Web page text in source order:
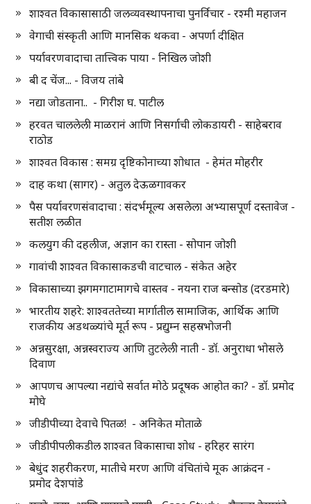
शाश्वत विकासासाठी जलव्यवस्थापनाचा पुनर्विचार - रश्मी महाजन
वेगाची संस्कृती आणि मानसिक थकवा - अपर्णा दीक्षित
पर्यावरणवादाचा तात्त्विक पाया - निखिल जोशी
बी द चेंज... - विजय तांबे
नद्या जोडताना.. - गिरीश घ. पाटील
हरवत चाललेली माळरानं आणि निसर्गाची लोकडायरी - साहेबराव
राठोड
शाश्वत विकास : समग्र दृष्टिकोनाच्या शोधात - हेमंत मोहरीर
दाह कथा (सागर) - अतुल देऊळगावकर
पैस पर्यावरणसंवादाचा : संदर्भमूल्य असलेला अभ्यासपूर्ण दस्तावेज -
सतीश लळीत
कलयुग की दहलीज, अज्ञान का रास्ता - सोपान जोशी
गावांची शाश्वत विकासाकडची वाटचाल - संकेत अहेर
विकासाच्या झगमगाटामागचे वास्तव - नयना राज बन्सोड (दरडमारे)
भारतीय शहरे: शाश्वततेच्या मार्गातील सामाजिक, आर्थिक आणि
राजकीय अडथळ्यांचे मूर्त रूप - प्रद्युम्न सहस्रभोजनी
अन्नसुरक्षा, अन्नस्वराज्य आणि तुटलेली नाती - डॉ. अनुराधा भोसले
दिवाण
आपणच आपल्या नद्यांचे सर्वात मोठे प्रदूषक आहोत का? - डॉ. प्रमोद
मोघे
जीडीपीच्या देवाचे पितळ! - अनिकेत मोताळे
जीडीपीपलीकडील शाश्वत विकासाचा शोध - हरिहर सारंग
बेधुंद शहरीकरण, मातीचे मरण आणि वंचितांचे मूक आक्रंदन -
प्रमोद देशपांडे